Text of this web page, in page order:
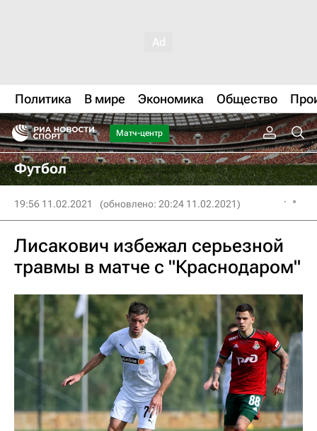
Политика В мире Экономика Общество
Матч-центр
Футбол
19:56 11.02.2021 (обновлено: 20:24 11.02.2021)
Лисакович избежал серьезной
травмы в матче с "Краснодаром"